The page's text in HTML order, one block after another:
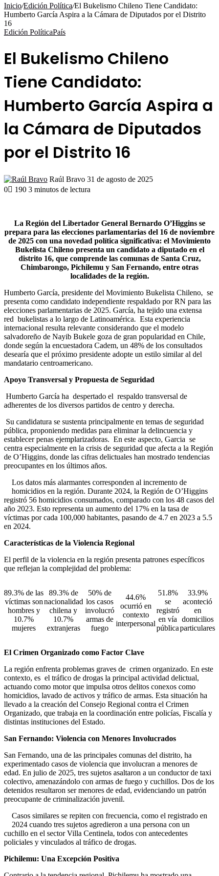
Inicio/Edición Política/El Bukelismo Chileno Tiene Candidato:
Humberto García Aspira a la Cámara de Diputados por el Distrito
16
Edición PolíticaPaís
El Bukelismo Chileno
Tiene Candidato:
Humberto García Aspira a
la Cámara de Diputados
por el Distrito 16
Raúl Bravo Send
an
31 de agosto de 2025
0
190 3 minutos de lectura
La Región del Libertador General Bernardo O’Higgins se
prepara para las elecciones parlamentarias del 16 de noviembre
de 2025 con una novedad política significativa: el Movimiento
Bukelista Chileno presenta un candidato a diputado en el
distrito 16, que comprende las comunas de Santa Cruz,
Chimbarongo, Pichilemu y San Fernando, entre otras
localidades de la región.
Humberto García, presidente del Movimiento Bukelista Chileno, se
presenta como candidato independiente respaldado por RN para las
elecciones parlamentarias de 2025. García, ha tejido una extensa
red bukelistas a lo largo de Latinoamérica. Esta experiencia
internacional resulta relevante considerando que el modelo
salvadoreño de Nayib Bukele goza de gran popularidad en Chile,
donde según la encuestadora Cadem, un 48% de los consultados
desearía que el próximo presidente adopte un estilo similar al del
mandatario centroamericano.
Apoyo Transversal y Propuesta de Seguridad
Humberto García ha despertado el respaldo transversal de
adherentes de los diversos partidos de centro y derecha.
Su candidatura se sustenta principalmente en temas de seguridad
pública, proponiendo medidas para eliminar la delincuencia y
establecer penas ejemplarizadoras. En este aspecto, Garcia se
centra especialmente en la crisis de seguridad que afecta a la Región
de O’Higgins, donde las cifras delictuales han mostrado tendencias
preocupantes en los últimos años.
Los datos más alarmantes corresponden al incremento de
homicidios en la región. Durante 2024, la Región de O’Higgins
registró 56 homicidios consumados, comparado con los 48 casos del
año 2023. Esto representa un aumento del 17% en la tasa de
víctimas por cada 100,000 habitantes, pasando de 4.7 en 2023 a 5.5
en 2024.
Características de la Violencia Regional
El perfil de la violencia en la región presenta patrones específicos
que reflejan la complejidad del problema:
89.3% de las
víctimas son
hombres y
10.7%
mujeres
89.3% de
nacionalidad
chilena y
10.7%
extranjeras
50% de
los casos
involucró
armas de
fuego
44.6%
ocurrió en
contexto
interpersonal
51.8%
se
registró
en vía
pública
33.9%
aconteció
en
domicilios
particulares
El Crimen Organizado como Factor Clave
La región enfrenta problemas graves de crimen organizado. En este
contexto, es el tráfico de drogas la principal actividad delictual,
actuando como motor que impulsa otros delitos conexos como
homicidios, lavado de activos y tráfico de armas. Esta situación ha
llevado a la creación del Consejo Regional contra el Crimen
Organizado, que trabaja en la coordinación entre policías, Fiscalía y
distintas instituciones del Estado.
San Fernando: Violencia con Menores Involucrados
San Fernando, una de las principales comunas del distrito, ha
experimentado casos de violencia que involucran a menores de
edad. En julio de 2025, tres sujetos asaltaron a un conductor de taxi
colectivo, amenazándolo con armas de fuego y cuchillos. Dos de los
detenidos resultaron ser menores de edad, evidenciando un patrón
preocupante de criminalización juvenil.
Casos similares se repiten con frecuencia, como el registrado en
2024 cuando tres sujetos agredieron a una persona con un
cuchillo en el sector Villa Centinela, todos con antecedentes
policiales y vinculados al tráfico de drogas.
Pichilemu: Una Excepción Positiva